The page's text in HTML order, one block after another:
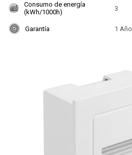
Consumo de energía
(kWh/1000h)
3
Garantía 1 Año